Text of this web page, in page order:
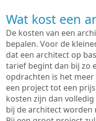
Wat kost een
De kosten van een
bepalen. Voor de
dat een architect op
tarief begint dan bij zo
opdrachten is het
een project tot een
kosten zijn dan
bij de architect worden